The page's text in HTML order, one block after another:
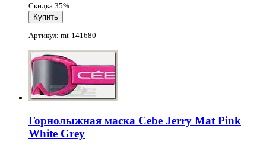
Скидка 35%
Артикул: mt-141680
Горнолыжная маска Cebe Jerry Mat Pink
White Grey